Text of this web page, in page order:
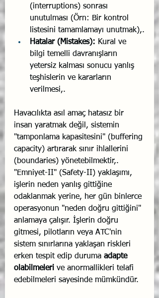
(interruptions) sonrası
unutulması (Örn: Bir kontrol
listesini tamamlamayı unutmak),.
Hatalar (Mistakes): Kural ve
bilgi temelli davranışların
yetersiz kalması sonucu yanlış
teşhislerin ve kararların
verilmesi,.
Havacılıkta asıl amaç hatasız bir
insan yaratmak değil, sistemin
"tamponlama kapasitesini" (buffering
capacity) artırarak sınır ihlallerini
(boundaries) yönetebilmektir,.
"Emniyet-II" (Safety-II) yaklaşımı,
işlerin neden yanlış gittiğine
odaklanmak yerine, her gün binlerce
operasyonun "neden doğru gittiğini"
anlamaya çalışır. İşlerin doğru
gitmesi, pilotların veya ATC'nin
sistem sınırlarına yaklaşan riskleri
erken tespit edip duruma adapte
olabilmeleri ve anormallikleri telafi
edebilmeleri sayesinde mümkündür.